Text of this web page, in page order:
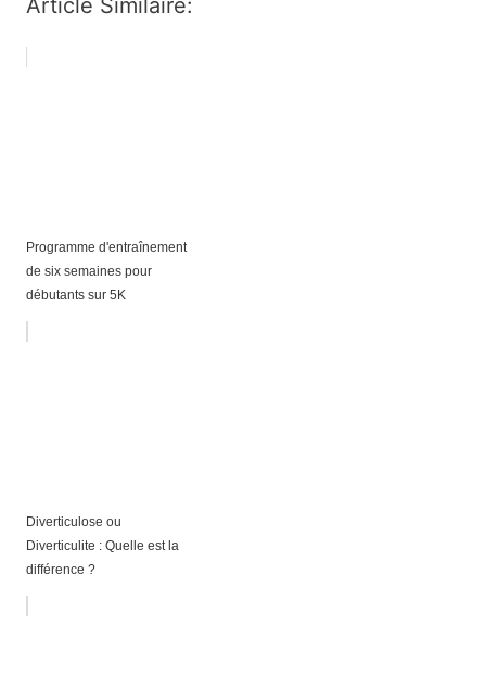
Article Similaire:
Programme d'entraînement
de six semaines pour
débutants sur 5K
Diverticulose ou
Diverticulite : Quelle est la
différence ?